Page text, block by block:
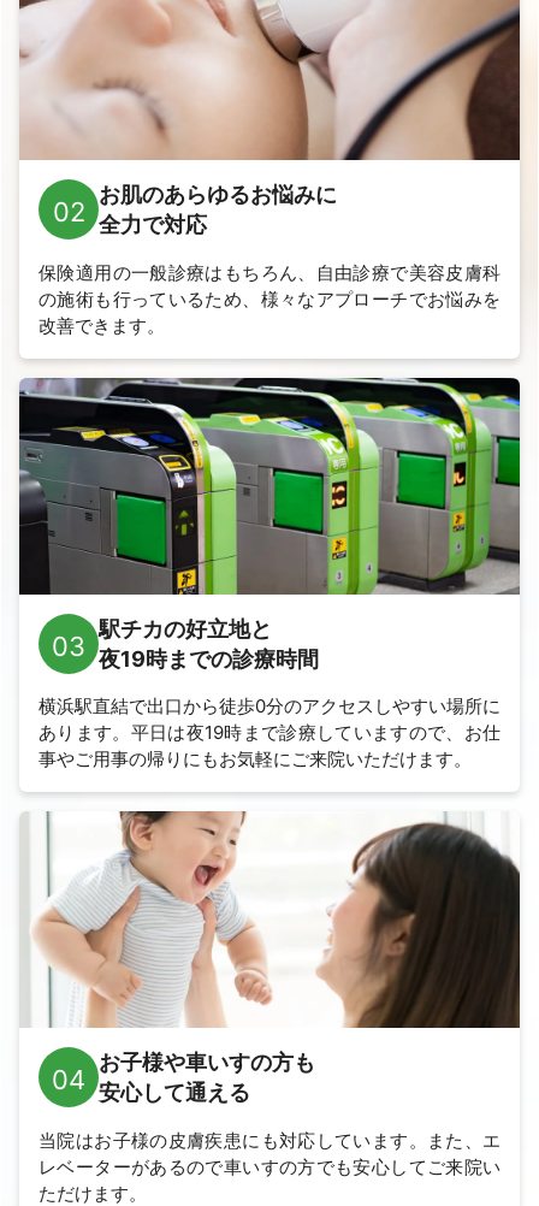
02
お肌のあらゆるお悩みに
全力で対応
保険適用の一般診療はもちろん、自由診療で美容皮膚科
の施術も行っているため、 様々なアプローチでお悩みを
改善できます。
03
駅チカの好立地と
夜19時までの診療時間
横浜駅直結で出口から徒歩0分のアクセスしやすい場所に
あります。 平日は夜19時まで診療していますので、お仕
事やご用事の帰りにもお気軽にご来院いただけます。
04
お子様や車いすの方も
安心して通える
当院はお子様の皮膚疾患にも対応しています。
また、エ
レベーターがあるので車いすの方でも安心してご来院い
ただけます。